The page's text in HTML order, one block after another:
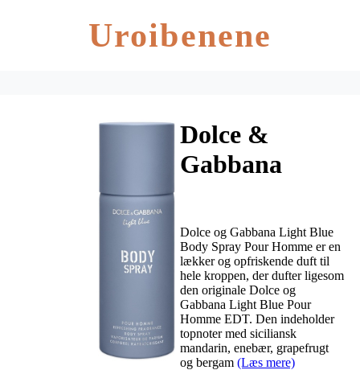
Uroibenene
Dolce &
Gabbana
Body Spray
Pour Homme
125 ml
Dolce og Gabbana Light Blue
Body Spray Pour Homme er en
lækker og opfriskende duft til
hele kroppen, der dufter ligesom
den originale Dolce og
Gabbana Light Blue Pour
Homme EDT. Den indeholder
topnoter med siciliansk
mandarin, enebær, grapefrugt
og bergam (Læs mere)